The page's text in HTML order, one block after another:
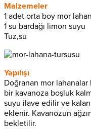
Malzemeler
1 adet orta boy mor
1 su bardağı limon suyu
Tuz,su
Yapılışı
Doğranan mor
bir kavanoza boşluk
suyu ilave edilir ve
eklenir. Kavanozun
bekletilir.